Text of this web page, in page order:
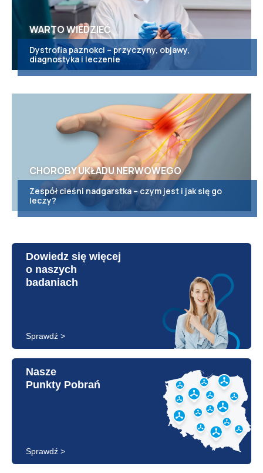
WARTO WIEDZIEĆ
Dystrofia paznokci – przyczyny, objawy,
diagnostyka i leczenie
CHOROBY UKŁADU NERWOWEGO
Zespół cieśni nadgarstka – czym jest i jak się go
leczy?
Dowiedz się więcej
o naszych
badaniach
Sprawdź >
Nasze
Punkty Pobrań
Sprawdź >